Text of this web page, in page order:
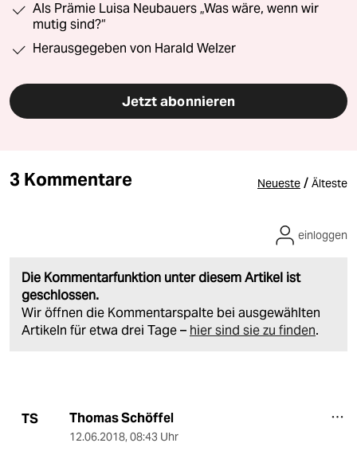
Als Prämie Luisa Neubauers „Was wäre, wenn wir
mutig sind?“
Herausgegeben von Harald Welzer
Jetzt abonnieren
3 Kommentare Neueste / Älteste
Die Kommentarfunktion unter diesem Artikel ist
geschlossen.
Wir öffnen die Kommentarspalte bei ausgewählten
Artikeln für etwa drei Tage – hier sind sie zu finden.
einloggen
TS Thomas Schöffel
12.06.2018, 08:43 Uhr